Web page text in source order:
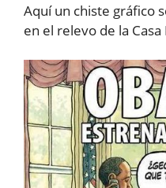
Aquí un chiste gráfico
en el relevo de la Casa